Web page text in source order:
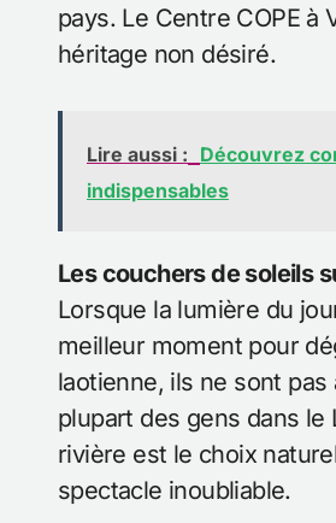
pays. Le Centre COPE
héritage non désiré.
Lire aussi : Découvrez
indispensables
Les couchers de soleils
Lorsque la lumière du
meilleur moment pour
laotienne, ils ne sont pas
plupart des gens dans
rivière est le choix
spectacle inoubliable.